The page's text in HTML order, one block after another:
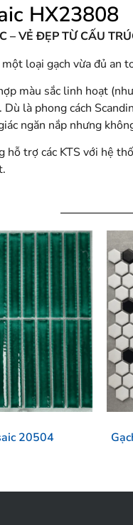
HX23808
– VẺ ĐẸP TỪ CẤU
loại gạch vừa đủ an
màu sắc linh hoạt
Dù là phong cách
ngăn nắp nhưng
hỗ trợ các KTS với hệ
20504